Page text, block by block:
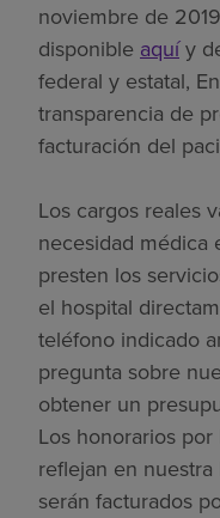
noviembre de
disponible aquíy
federal y estatal,
transparencia de
facturación del
Los cargos reales
necesidad médica
presten los
el hospital
teléfono indicado
pregunta sobre
obtener un
Los honorarios
reflejan en
serán facturados